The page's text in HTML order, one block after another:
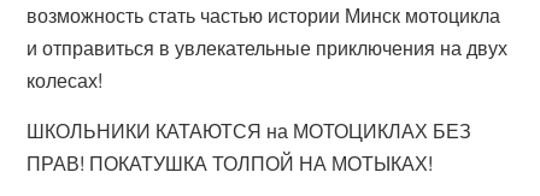
возможность стать частью истории Минск мотоцикла
и отправиться в увлекательные приключения на двух
колесах!
ШКОЛЬНИКИ КАТАЮТСЯ на МОТОЦИКЛАХ БЕЗ
ПРАВ! ПОКАТУШКА ТОЛПОЙ НА МОТЫКАХ!